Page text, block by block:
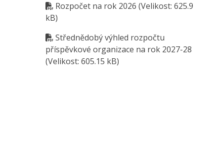
Rozpočet na rok 2026 (Velikost: 625.9
kB)
Střednědobý výhled rozpočtu
příspěvkové organizace na rok 2027-28
(Velikost: 605.15 kB)